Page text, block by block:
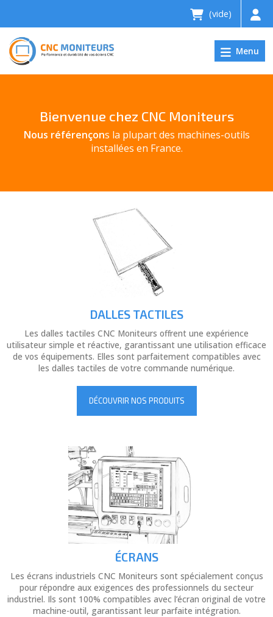
(vide)
Menu
Bienvenue chez CNC Moniteurs
Nous référençons la plupart des machines-outils
installées en France.
DALLES TACTILES
Les dalles tactiles CNC Moniteurs offrent une expérience
utilisateur simple et réactive, garantissant une utilisation efficace
de vos équipements. Elles sont parfaitement compatibles avec
les dalles tactiles de votre commande numérique.
DÉCOUVRIR NOS PRODUITS
ÉCRANS
Les écrans industriels CNC Moniteurs sont spécialement conçus
pour répondre aux exigences des professionnels du secteur
industriel. Ils sont 100% compatibles avec l’écran original de votre
machine-outil, garantissant leur parfaite intégration.